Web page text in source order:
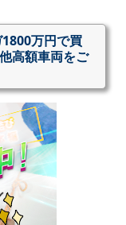
1800万円で買
高額車両をご